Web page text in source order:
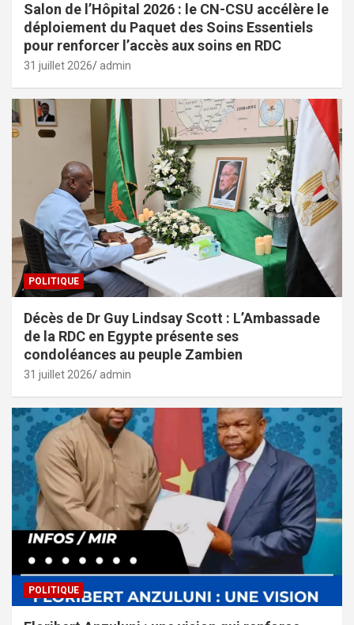
Salon de l’Hôpital 2026 : le CN-CSU accélère le
déploiement du Paquet des Soins Essentiels
pour renforcer l’accès aux soins en RDC
31 juillet 2026 admin
POLITIQUE
Décès de Dr Guy Lindsay Scott : L’Ambassade
de la RDC en Egypte présente ses
condoléances au peuple Zambien
31 juillet 2026 admin
POLITIQUE